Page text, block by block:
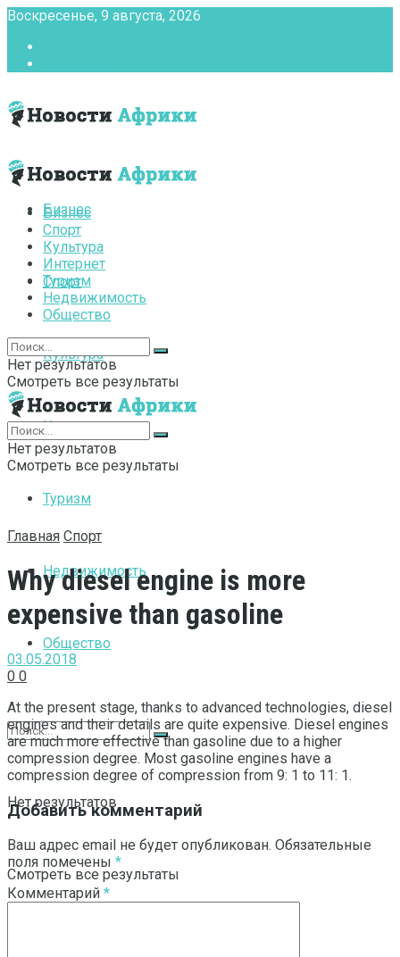
Воскресенье, 9 августа, 2026
Бизнес
Спорт
Культура
Интернет
Туризм
Недвижимость
Общество
Нет результатов
Смотреть все результаты
Бизнес
Спорт
Культура
Интернет
Туризм
Недвижимость
Общество
Нет результатов
Смотреть все результаты
Нет результатов
Смотреть все результаты
Главная Спорт
Why diesel engine is more
expensive than gasoline
03.05.2018
0 0
At the present stage, thanks to advanced technologies, diesel
engines and their details are quite expensive. Diesel engines
are much more effective than gasoline due to a higher
compression degree. Most gasoline engines have a
compression degree of compression from 9: 1 to 11: 1.
Добавить комментарий
Ваш адрес email не будет опубликован. Обязательные
поля помечены *
Комментарий *